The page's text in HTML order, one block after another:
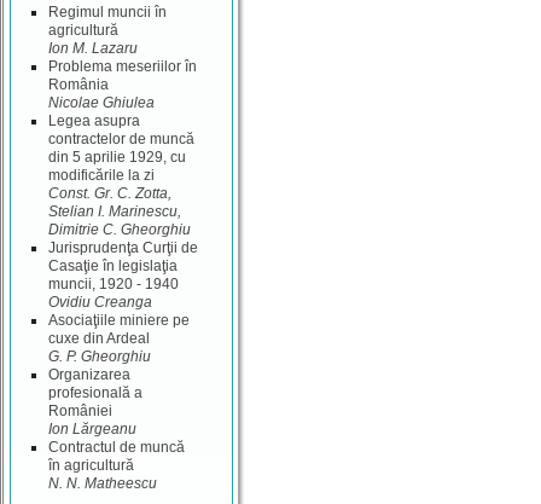
Regimul muncii în
agricultură
Ion M. Lazaru
Problema meseriilor în
România
Nicolae Ghiulea
Legea asupra
contractelor de muncă
din 5 aprilie 1929, cu
modificările la zi
Const. Gr. C. Zotta,
Stelian I. Marinescu,
Dimitrie C. Gheorghiu
Jurisprudenţa Curţii de
Casaţie în legislaţia
muncii, 1920 - 1940
Ovidiu Creanga
Asociaţiile miniere pe
cuxe din Ardeal
G. P. Gheorghiu
Organizarea
profesională a
României
Ion Lărgeanu
Contractul de muncă
în agricultură
N. N. Matheescu